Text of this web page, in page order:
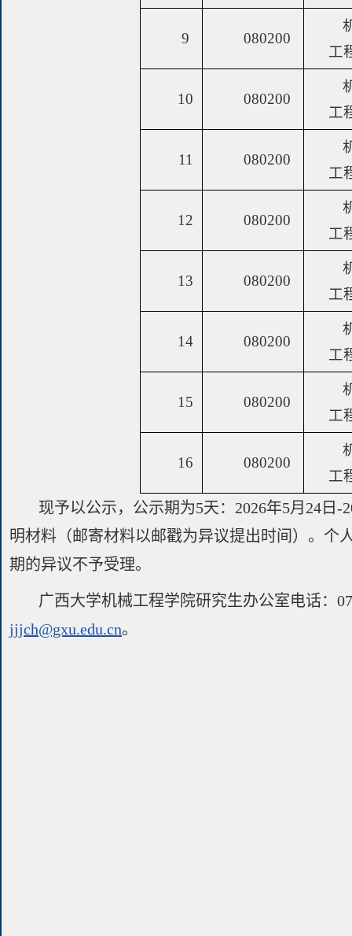
9 080200
工
10 080200
工
11 080200
工
12 080200
工
13 080200
工
14 080200
工
15 080200
工
16 080200
工
现予以公示，公示期为5天：2026年5月24日
明材料（邮寄材料以邮戳为异议提出时间）。个
期的异议不予受理。
广西大学机械工程学院研究生办公室电话：
jjjch@gxu.edu.cn。